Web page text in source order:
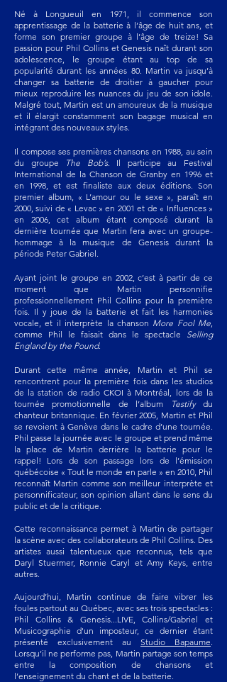
Né à Longueuil en 1971, il commence son
apprentissage de la batterie à l’âge de huit ans, et
forme son premier groupe à l’âge de treize! Sa
passion pour Phil Collins et Genesis naît durant son
adolescence, le groupe étant au top de sa
popularité durant les années 80. Martin va jusqu’à
changer sa batterie de droitier à gaucher pour
mieux reproduire les nuances du jeu de son idole.
Malgré tout, Martin est un amoureux de la musique
et il élargit constamment son bagage musical en
intégrant des nouveaux styles.
Il compose ses premières chansons en 1988, au sein
du groupe
The Bob’s. Il participe au Festival
International de la Chanson de Granby en 1996 et
en 1998, et est finaliste aux deux éditions. Son
premier album, « L’amour ou le sexe », paraît en
2000, suivi de « Levac » en 2001 et de « Influences »
en 2006, cet album étant composé durant la
dernière tournée que Martin fera avec un groupe-
hommage à la musique de Genesis durant la
période Peter Gabriel.
Ayant joint le groupe en 2002, c’est à partir de ce
moment que Martin personnifie
professionnellement Phil Collins pour la première
fois. Il y joue de la batterie et fait les harmonies
vocale, et il interprète la chanson More Fool Me,
comme Phil le faisait dans le spectacle Selling
England by the Pound.
Durant cette même année, Martin et Phil se
rencontrent pour la première fois dans les studios
de la station de radio CKOI à Montréal, lors de la
tournée promotionnelle de l’album
Testifydu
chanteur britannique. En février 2005, Martin et Phil
se revoient à Genève dans le cadre d’une tournée.
Phil passe la journée avec le groupe et prend même
la place de Martin derrière la batterie pour le
rappel! Lors de son passage lors de l’émission
québécoise « Tout le monde en parle » en 2010, Phil
reconnaît Martin comme son meilleur interprète et
personnificateur, son opinion allant dans le sens du
public et de la critique.
Cette reconnaissance permet à Martin de partager
la scène avec des collaborateurs de Phil Collins. Des
artistes aussi talentueux que reconnus, tels que
Daryl Stuermer, Ronnie Caryl et Amy Keys, entre
autres.
Aujourd’hui, Martin continue de faire vibrer les
foules partout au Québec, avec ses trois spectacles :
Phil Collins & Genesis...LIVE, Collins/Gabriel et
Musicographie d'un imposteur, ce dernier étant
présenté exclusivement au Studio Bapaume.
Lorsqu’il ne performe pas, Martin partage son temps
entre la composition de chansons et
l’enseignement du chant et de la batterie.